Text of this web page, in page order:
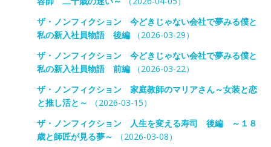
ザ・ノンフィクション 今どきじゃない会社で夢みる僕と
私の新入社員物語 後編（2026-03-29）
ザ・ノンフィクション 今どきじゃない会社で夢みる僕と
私の新入社員物語 前編（2026-03-22）
ザ・ノンフィクション 家庭教師のマリアさん～女装と恋
と推し活と～
（2026-03-15）
ザ・ノンフィクション 人生を変える寿司 後編 ～１８
歳と師匠が見る夢～
（2026-03-08）